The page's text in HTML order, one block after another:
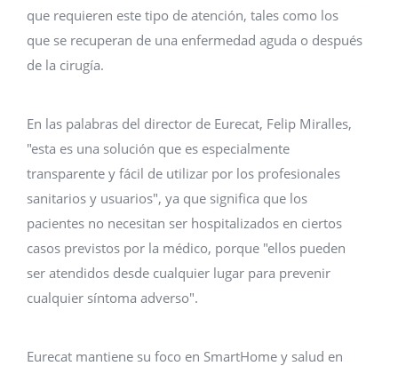
que requieren este tipo de atención, tales como los
que se recuperan de una enfermedad aguda o después
de la cirugía.
En las palabras del director de Eurecat, Felip Miralles,
"esta es una solución que es especialmente
transparente y fácil de utilizar por los profesionales
sanitarios y usuarios", ya que significa que los
pacientes no necesitan ser hospitalizados en ciertos
casos previstos por la médico, porque "ellos pueden
ser atendidos desde cualquier lugar para prevenir
cualquier síntoma adverso".
Eurecat mantiene su foco en SmartHome y salud en